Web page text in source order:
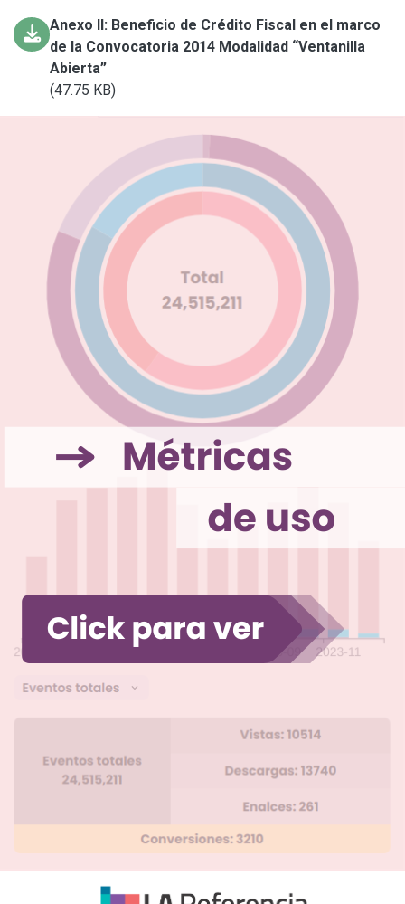
Anexo II: Beneficio de Crédito Fiscal en el marco
de la Convocatoria 2014 Modalidad “Ventanilla
Abierta”
(47.75 KB)